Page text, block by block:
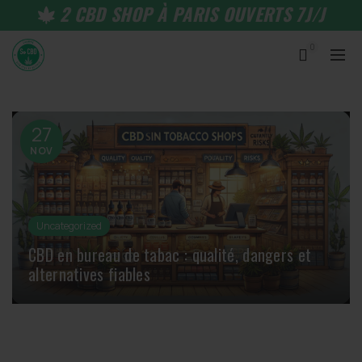
2 CBD SHOP À PARIS OUVERTS 7J/J
27
NOV
Uncategorized
CBD en bureau de tabac : qualité, dangers et
alternatives fiables